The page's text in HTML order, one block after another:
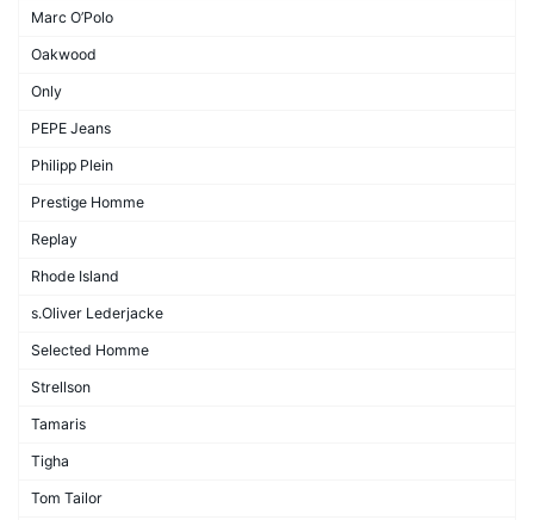
Marc O’Polo
Oakwood
Only
PEPE Jeans
Philipp Plein
Prestige Homme
Replay
Rhode Island
s.Oliver Lederjacke
Selected Homme
Strellson
Tamaris
Tigha
Tom Tailor